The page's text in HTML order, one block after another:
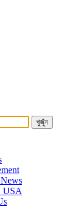
খুজুঁন
USA